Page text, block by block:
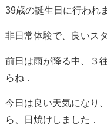
39歳の誕生日に行われ
非日常体験で、良いス
前日は雨が降る中、３
らね．
今日は良い天気になり
ら、日焼けしました．